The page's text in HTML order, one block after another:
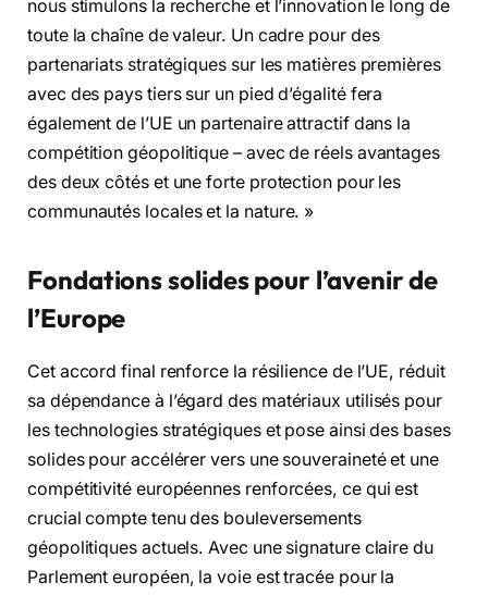
nous stimulons la recherche et l’innovation le long de
toute la chaîne de valeur. Un cadre pour des
partenariats stratégiques sur les matières premières
avec des pays tiers sur un pied d’égalité fera
également de l’UE un partenaire attractif dans la
compétition géopolitique – avec de réels avantages
des deux côtés et une forte protection pour les
communautés locales et la nature. »
Fondations solides pour l’avenir de
l’Europe
Cet accord final renforce la résilience de l’UE, réduit
sa dépendance à l’égard des matériaux utilisés pour
les technologies stratégiques et pose ainsi des bases
solides pour accélérer vers une souveraineté et une
compétitivité européennes renforcées, ce qui est
crucial compte tenu des bouleversements
géopolitiques actuels. Avec une signature claire du
Parlement européen, la voie est tracée pour la